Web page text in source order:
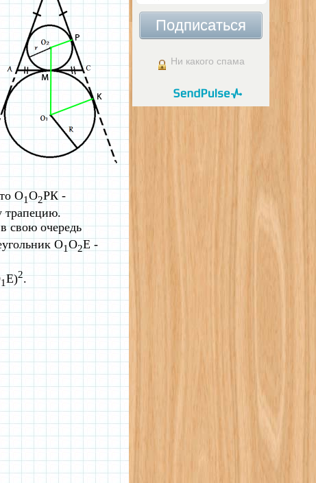
О1О2РК -
трапецию.
свою очередь
O1O2Е -
1Е)2.
Подписаться
Ни какого спама